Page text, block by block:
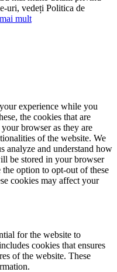
uri, vedeți Politica de
mult
experience while you
the cookies that are
browser as they are
of the website. We
analyze and understand how
be stored in your browser
option to opt-out of these
cookies may affect your
for the website to
cookies that ensures
of the website. These